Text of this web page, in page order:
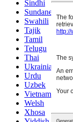
Sindhi
Sundanese
Swahili
Tajik
Tamil
Telugu
Thai
Ukrainian
Urdu
Uzbek
Vietnamese
Welsh
Xhosa